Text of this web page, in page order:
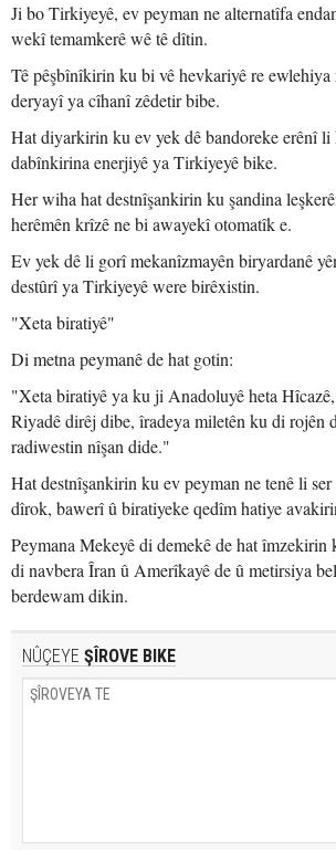
Ji bo Tirkiyeyê, ev peyman ne alternatîfa
wekî temamkerê wê tê dîtin.
Tê pêşbînîkirin ku bi vê hevkariyê re ewlehiya
deryayî ya cîhanî zêdetir bibe.
Hat diyarkirin ku ev yek dê bandoreke erênî
dabînkirina enerjiyê ya Tirkiyeyê bike.
Her wiha hat destnîşankirin ku şandina
herêmên krîzê ne bi awayekî otomatîk e.
Ev yek dê li gorî mekanîzmayên biryardanê
destûrî ya Tirkiyeyê were birêxistin.
"Xeta biratiyê"
Di metna peymanê de hat gotin:
"Xeta biratiyê ya ku ji Anadoluyê heta
Riyadê dirêj dibe, îradeya miletên ku di rojên
radiwestin nîşan dide."
Hat destnîşankirin ku ev peyman ne tenê li
dîrok, bawerî û biratiyeke qedîm hatiye
Peymana Mekeyê di demekê de hat îmzekirin
di navbera Îran û Amerîkayê de û metirsiya
berdewam dikin.
NÛÇEYE ŞÎROVE BIKE